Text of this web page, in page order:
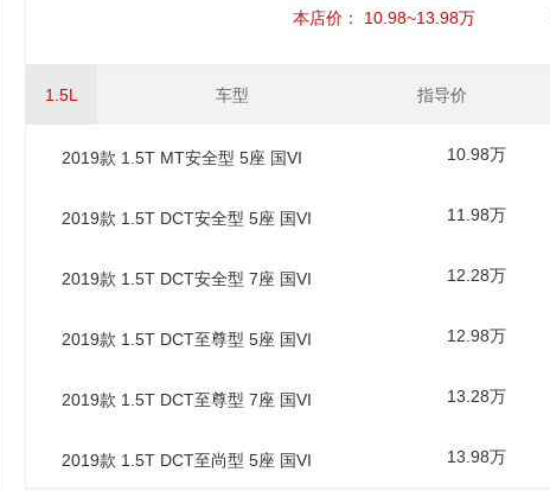
本店价：
10.98~13.98万
1.5L 车型 指导价
2019款 1.5T MT安全型 5座 国VI 10.98万
2019款 1.5T DCT安全型 5座 国VI 11.98万
2019款 1.5T DCT安全型 7座 国VI 12.28万
2019款 1.5T DCT至尊型 5座 国VI 12.98万
2019款 1.5T DCT至尊型 7座 国VI 13.28万
2019款 1.5T DCT至尚型 5座 国VI 13.98万